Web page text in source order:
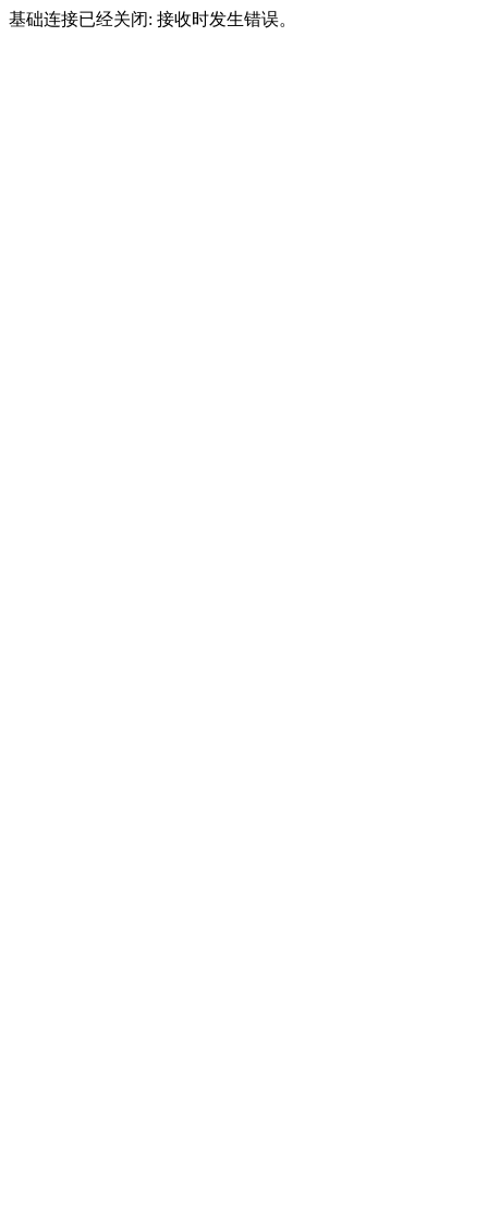
基础连接已经关闭: 接收时发生错误。